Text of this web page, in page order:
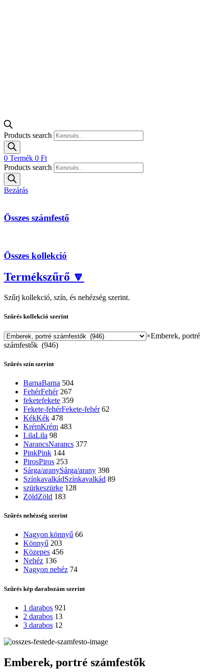
Products search
0 Termék 0 Ft
Products search
Bezárás
Összes számfestő
Összes kollekció
Termékszűrő 🔽
Szűrj kollekció, szín, és nehézség szerint.
Szűrés kollekció szerint
×Emberek, portré
számfestők (946)
Szűrés szín szerint
BarnaBarna 504
FehérFehér 267
feketefekete 359
Fekete-fehérFekete-fehér 62
KékKék 478
KrémKrém 483
LilaLila 98
NarancsNarancs 377
PinkPink 144
PirosPiros 253
Sárga/aranySárga/arany 398
SzínkavalkádSzínkavalkád 89
szürkeszürke 128
ZöldZöld 183
Szűrés nehézség szerint
Nagyon könnyű 66
Könnyű 203
Közepes 456
Nehéz 136
Nagyon nehéz 74
Szűrés kép darabszám szerint
1 darabos 921
2 darabos 13
3 darabos 12
Emberek, portré számfestők